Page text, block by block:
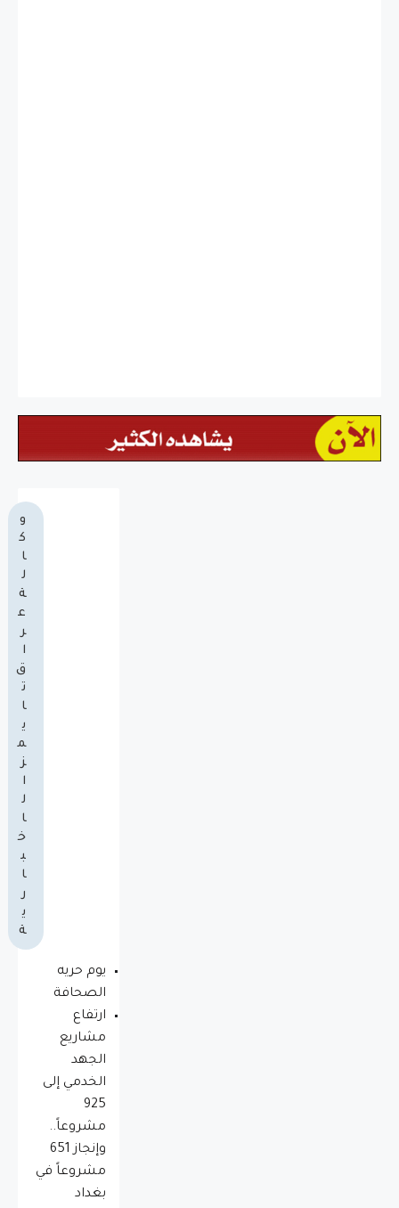
و
ك
ا
ل
ة
ع
ر
ا
ق
ت
ا
ي
م
ز
ا
ل
ا
خ
ب
ا
ر
ي
ة
يوم حريه
الصحافة
ارتفاع
مشاريع
الجهد
الخدمي إلى
925
مشروعاً..
وإنجاز 651
مشروعاً في
بغداد